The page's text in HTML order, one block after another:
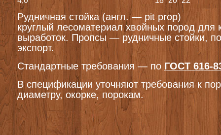
Рудничная стойка (англ. — pit prop)
круглый лесоматериал хвойных пород для
выработок. Пропсы — рудничные стойки,
экспорт.
Стандартные требования — по ГОСТ 616-
В спецификации уточняют требования к
диаметру, окорке, порокам.